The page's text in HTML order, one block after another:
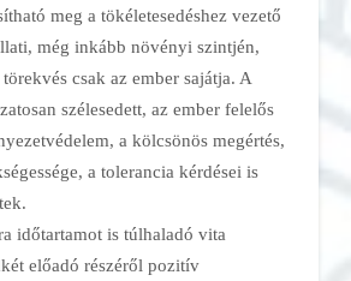
meg a tökéletesedéshez vezető
még inkább növényi szintjén,
csak az ember sajátja. A
szélesedett, az ember felelős
a kölcsönös megértés,
a tolerancia kérdései is
időtartamot is túlhaladó vita
előadó részéről pozitív